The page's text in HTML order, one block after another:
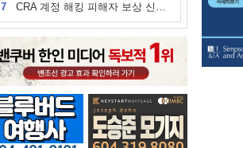
7CRA 계정 해킹 피해자 보상 신청 시작